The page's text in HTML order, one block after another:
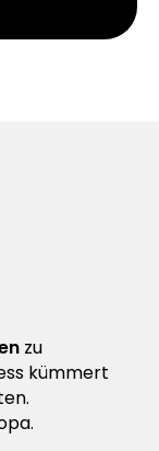
zu
kümmert